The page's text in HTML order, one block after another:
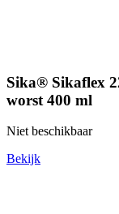
Sika® Sikaflex
worst 400 ml
Niet beschikbaar
Bekijk